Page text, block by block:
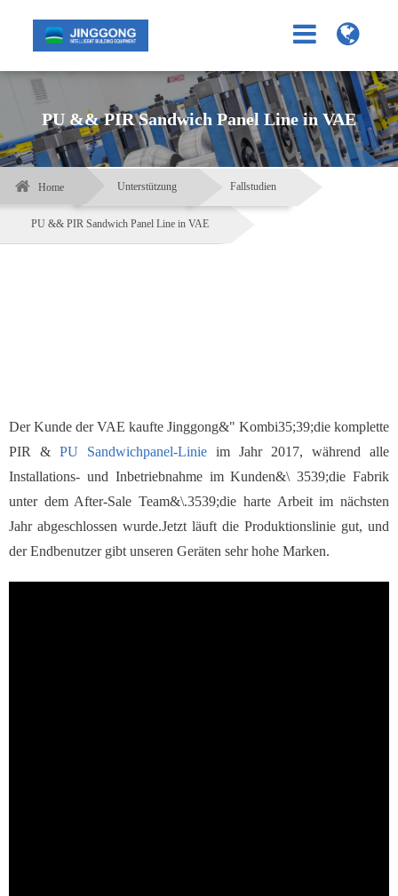
PU && PIR Sandwich Panel Line in VAE
Home Unterstützung Fallstudien
PU && PIR Sandwich Panel Line in VAE
Der Kunde der VAE kaufte Jinggong&" Kombi35;39;die komplette
PIR & PU Sandwichpanel-Linie im Jahr 2017, während alle
Installations- und Inbetriebnahme im Kunden&\ 3539;die Fabrik
unter dem After-Sale Team&\.3539;die harte Arbeit im nächsten
Jahr abgeschlossen wurde.Jetzt läuft die Produktionslinie gut, und
der Endbenutzer gibt unseren Geräten sehr hohe Marken.